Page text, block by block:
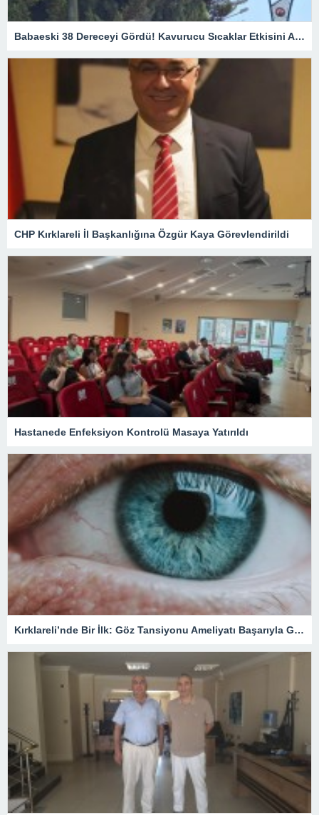
Babaeski 38 Dereceyi Gördü! Kavurucu Sıcaklar Etkisini Artırıyor
CHP Kırklareli İl Başkanlığına Özgür Kaya Görevlendirildi
Hastanede Enfeksiyon Kontrolü Masaya Yatırıldı
Kırklareli’nde Bir İlk: Göz Tansiyonu Ameliyatı Başarıyla Gerçekleştirildi